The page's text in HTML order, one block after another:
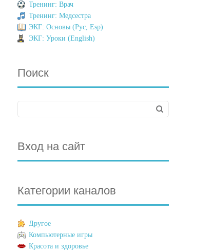
Тренинг: Врач
Тренинг: Медсестра
ЭКГ: Основы (Рус, Esp)
ЭКГ: Уроки (English)
Поиск
Вход на сайт
Категории каналов
Другое
Компьютерные игры
Красота и здоровье